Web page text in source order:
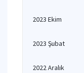
2023 Ekim
2023 Şubat
2022 Aralık